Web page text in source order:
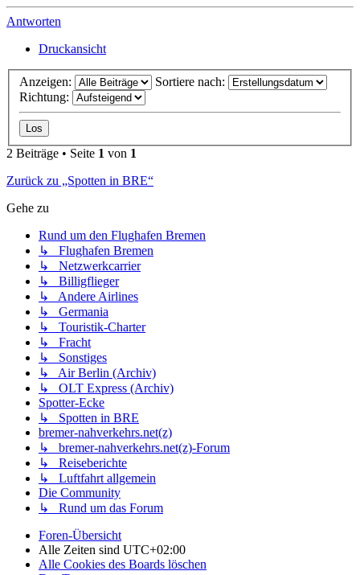
Antworten
Druckansicht
Anzeigen:
Sortiere nach:
Richtung:
2 Beiträge • Seite 1 von 1
Zurück zu „Spotten in BRE“
Gehe zu
Rund um den Flughafen Bremen
↳ Flughafen Bremen
↳ Netzwerkcarrier
↳ Billigflieger
↳ Andere Airlines
↳ Germania
↳ Touristik-Charter
↳ Fracht
↳ Sonstiges
↳ Air Berlin (Archiv)
↳ OLT Express (Archiv)
Spotter-Ecke
↳ Spotten in BRE
bremer-nahverkehrs.net(z)
↳ bremer-nahverkehrs.net(z)-Forum
↳ Reiseberichte
↳ Luftfahrt allgemein
Die Community
↳ Rund um das Forum
Foren-Übersicht
Alle Zeiten sind UTC+02:00
Alle Cookies des Boards löschen